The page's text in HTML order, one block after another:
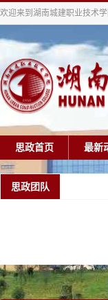
欢迎来到湖南城建职业技术
思政首页 最新
思政团队